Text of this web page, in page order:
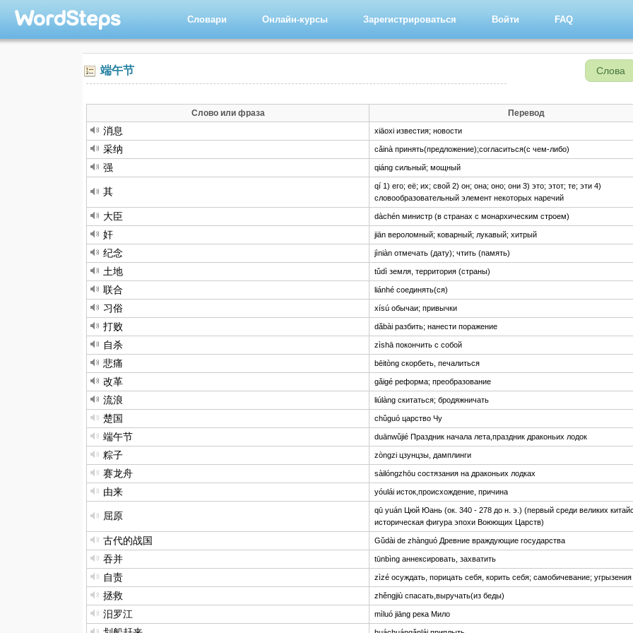
Словари Онлайн-курсы Зарегистрироваться Войти FAQ
端午节 Слова
Слово или фраза Перевод
消息 xiāoxi известия; новости
采纳 cǎinà принять(предложение);согласиться(с чем-либо)
强 qiáng сильный; мощный
其
qí 1) его; её; их; свой 2) он; она; оно; они 3) это; этот; те; эти 4)
словообразовательный элемент некоторых наречий
大臣 dàchén министр (в странах с монархическим строем)
奸 jiān вероломный; коварный; лукавый; хитрый
纪念 jìniàn отмечать (дату); чтить (память)
土地 tǔdì земля, территория (страны)
联合 liánhé соединять(ся)
习俗 xísú обычаи; привычки
打败 dǎbài разбить; нанести поражение
自杀 zìshā покончить с собой
悲痛 bēitòng скорбеть, печалиться
改革 gǎigé реформа; преобразование
流浪 liúlàng скитаться; бродяжничать
楚国 chǔguó царство Чу
端午节 duānwǔjié Праздник начала лета,праздник драконьих лодок
粽子 zòngzi цзунцзы, дамплинги
赛龙舟 sàilóngzhōu состязания на драконьих лодках
由来 yóulái исток,происхождение, причина
屈原
qū yuán Цюй Юань (ок. 340 - 278 до н. э.) (первый среди великих
историческая фигура эпохи Воюющих Царств)
古代的战国 Gǔdài de zhànguó Древние враждующие государства
吞并 tūnbìng аннексировать, захватить
自责 zìzé осуждать, порицать себя, корить себя; самобичевание; угрызения
拯救 zhěngjiù спасать,выручать(из беды)
汨罗江 mìluó jiāng река Мило